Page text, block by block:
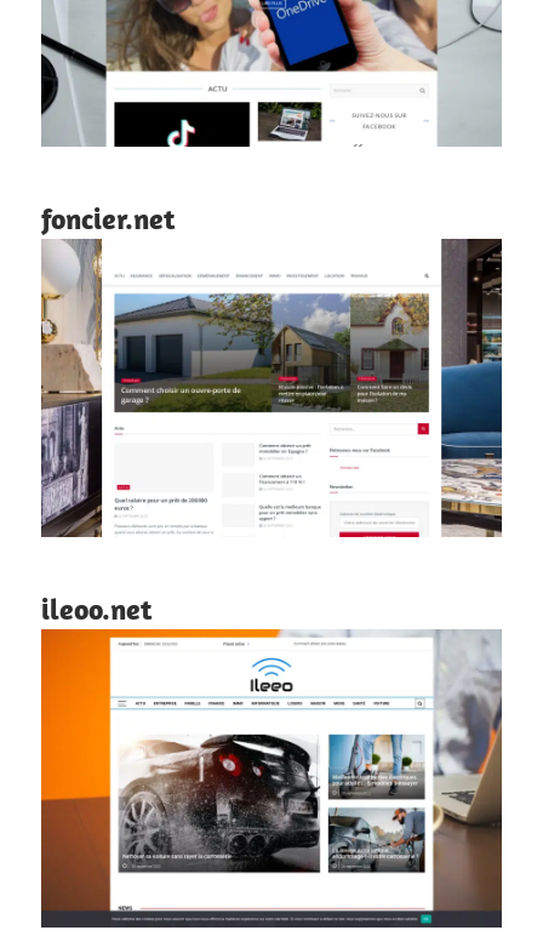
foncier.net
ileoo.net